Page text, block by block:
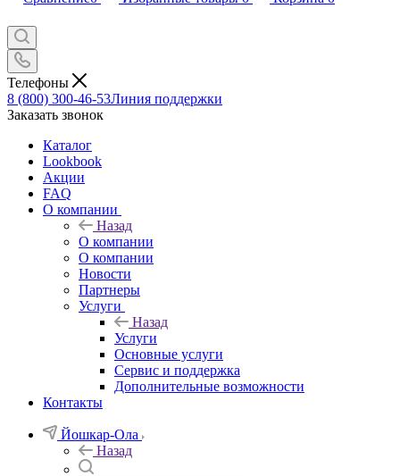
Телефоны
8 (800) 300-46-53Линия поддержки
Заказать звонок
Каталог
Lookbook
Акции
FAQ
О компании
Назад
О компании
О компании
Новости
Партнеры
Услуги
Назад
Услуги
Основные услуги
Сервис и поддержка
Дополнительные возможности
Контакты
Йошкар-Ола
Назад